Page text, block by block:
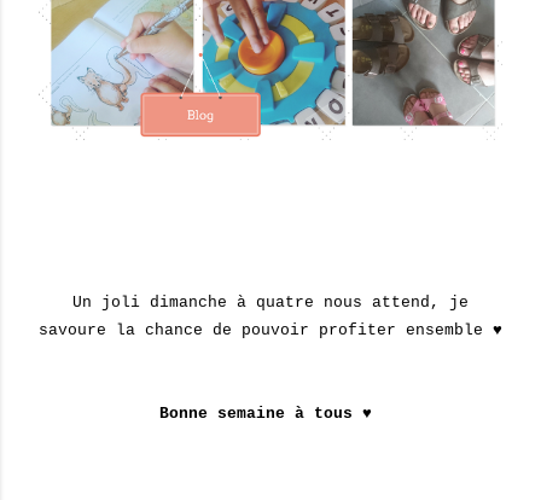
Un joli dimanche à quatre nous attend, je
savoure la chance de pouvoir profiter ensemble ♥
Bonne semaine à tous ♥